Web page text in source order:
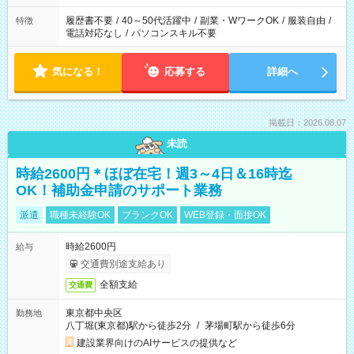
特徴 履歴書不要 / 40～50代活躍中 / 副業・WワークOK / 服装自由 /
電話対応なし / パソコンスキル不要
気になる！ 応募する 詳細へ
掲載日：2026.08.07
未読
時給2600円＊ほぼ在宅！週3～4日＆16時迄
OK！補助金申請のサポート業務
派遣 職種未経験OK ブランクOK WEB登録・面接OK
給与
時給2600円
交通費別途支給あり
交通費 全額支給
勤務地
東京都中央区
八丁堀(東京都)駅から徒歩2分 / 茅場町駅から徒歩6分
建設業界向けのAIサービスの提供など